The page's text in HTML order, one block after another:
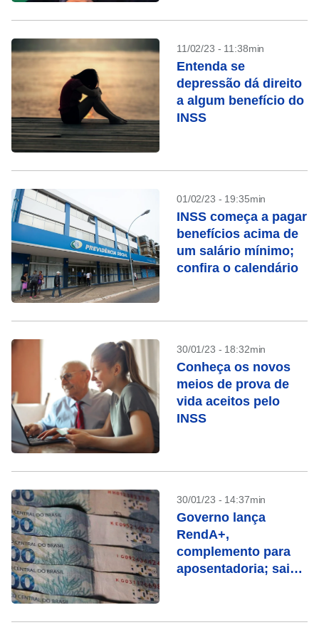
11/02/23 - 11:38min
Entenda se
depressão dá direito
a algum benefício do
INSS
01/02/23 - 19:35min
INSS começa a pagar
benefícios acima de
um salário mínimo;
confira o calendário
30/01/23 - 18:32min
Conheça os novos
meios de prova de
vida aceitos pelo
INSS
30/01/23 - 14:37min
Governo lança
RendA+,
complemento para
aposentadoria; saiba